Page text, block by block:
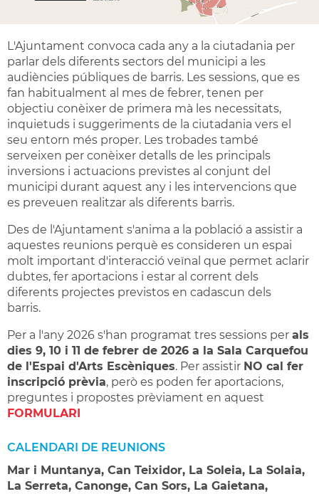
L'Ajuntament convoca cada any a la ciutadania per
parlar dels diferents sectors del municipi a les
audiències públiques de barris. Les sessions, que es
fan habitualment al mes de febrer, tenen per
objectiu conèixer de primera mà les necessitats,
inquietuds i suggeriments de la ciutadania vers el
seu entorn més proper. Les trobades també
serveixen per conèixer detalls de les principals
inversions i actuacions previstes al conjunt del
municipi durant aquest any i les intervencions que
es preveuen realitzar als diferents barris.
Des de l'Ajuntament s'anima a la població a assistir a
aquestes reunions perquè es consideren un espai
molt important d'interacció veïnal que permet aclarir
dubtes, fer aportacions i estar al corrent dels
diferents projectes previstos en cadascun dels
barris.
Per a l'any 2026 s'han programat tres sessions per als
dies 9, 10 i 11 de febrer de 2026 a la Sala Carquefou
de l'Espai d'Arts Escèniques. Per assistir NO cal fer
inscripció prèvia, però es poden fer aportacions,
preguntes i propostes prèviament en aquest
FORMULARI
CALENDARI DE REUNIONS
Mar i Muntanya, Can Teixidor, La Soleia, La Solaia,
La Serreta, Canonge, Can Sors, La Gaietana,